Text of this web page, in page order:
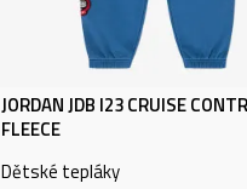
JORDAN JDB I23 CRUISE
FLEECE
Dětské tepláky